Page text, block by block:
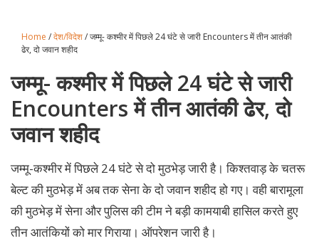
Home /देश/विदेश/ जम्मू- कश्मीर में पिछले 24 घंटे से जारी Encounters में तीन आतंकी
ढेर, दो जवान शहीद
जम्मू- कश्मीर में पिछले 24 घंटे से जारी
Encounters में तीन आतंकी ढेर, दो
जवान शहीद
जम्मू-कश्मीर में पिछले 24 घंटे से दो मुठभेड़ जारी है। किश्तवाड़ के चतरू
बेल्ट की मुठभेड़ में अब तक सेना के दो जवान शहीद हो गए। वही बारामूला
की मुठभेड़ में सेना और पुलिस की टीम ने बड़ी कामयाबी हासिल करते हुए
तीन आतंकियों को मार गिराया। ऑपरेशन जारी है।